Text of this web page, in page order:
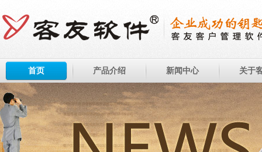
首页 产品介绍 新闻中心 关于